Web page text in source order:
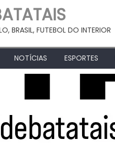
BRASIL, FUTEBOL DO INTERIOR
NOTÍCIAS ESPORTES